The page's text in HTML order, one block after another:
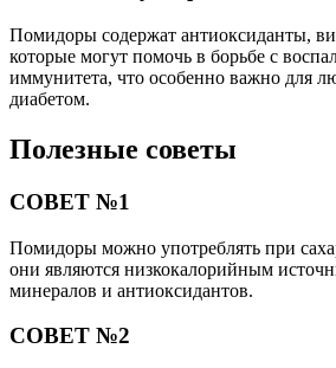
Помидоры содержат антиоксиданты,
которые могут помочь в борьбе с
иммунитета, что особенно важно для
диабетом.
Полезные советы
СОВЕТ №1
Помидоры можно употреблять при
они являются низкокалорийным
минералов и антиоксидантов.
СОВЕТ №2